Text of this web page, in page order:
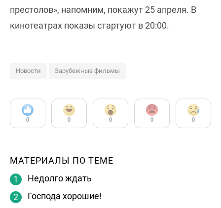
престолов», напомним, покажут 25 апреля. В
кинотеатрах показы стартуют в 20:00.
Новости Зарубежные фильмы
0 0 0 0 0
МАТЕРИАЛЫ ПО ТЕМЕ
Недолго ждать
Господа хорошие!